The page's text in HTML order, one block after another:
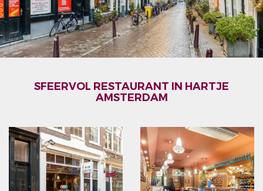
SFEERVOL RESTAURANT IN HARTJE
AMSTERDAM